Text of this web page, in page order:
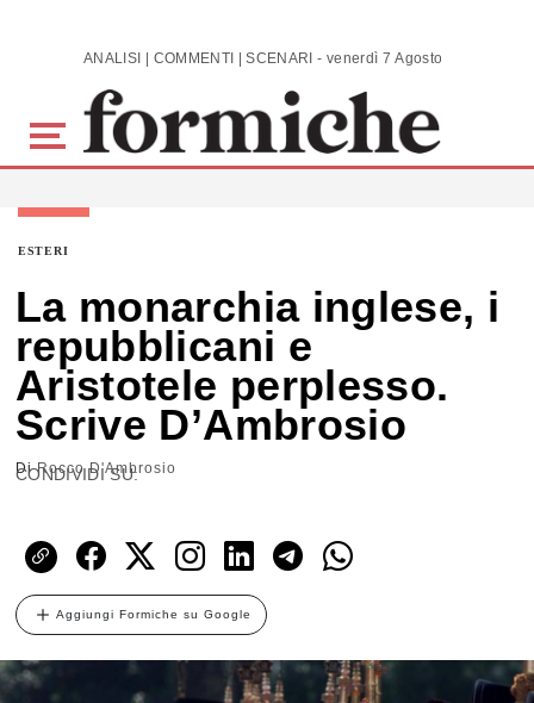
Skip to main content ANALISI | COMMENTI | SCENARI - venerdì 7 Agosto 2026
ESTERI
La monarchia inglese, i
repubblicani e
Aristotele perplesso.
Scrive D’Ambrosio
DiRocco D'Ambrosio
CONDIVIDI SU:
Aggiungi Formiche su Google